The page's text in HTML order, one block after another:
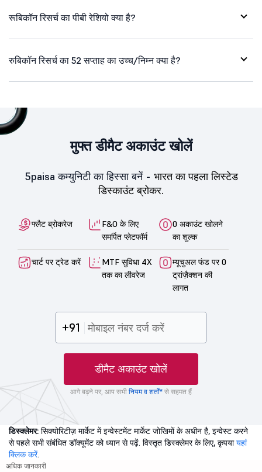
रूबिकॉन रिसर्च का पीबी रेशियो क्या है?
रुबिकॉन रिसर्च का 52 सप्ताह का उच्च/निम्न क्या है?
मुफ्त डीमैट अकाउंट खोलें
5paisa कम्युनिटी का हिस्सा बनें - भारत का पहला लिस्टेड
डिस्काउंट ब्रोकर.
फ्लैट ब्रोकरेज
F&O के लिए
समर्पित प्लेटफॉर्म
0 अकाउंट खोलने
का शुल्क
चार्ट पर ट्रेड करें
MTF सुविधा 4X
तक का लीवरेज
म्यूचुअल फंड पर 0
ट्रांज़ैक्शन की
लागत
+91
डीमैट अकाउंट खोलें
आगे बढ़ने पर, आप सभी नियम व शर्तों* से सहमत हैं
डिस्क्लेमर: सिक्योरिटीज़ मार्केट में इन्वेस्टमेंट मार्केट जोखिमों के अधीन है, इन्वेस्ट करने
से पहले सभी संबंधित डॉक्यूमेंट को ध्यान से पढ़ें. विस्तृत डिस्क्लेमर के लिए, कृपयायहां
क्लिक करें.
अधिक जानकारी